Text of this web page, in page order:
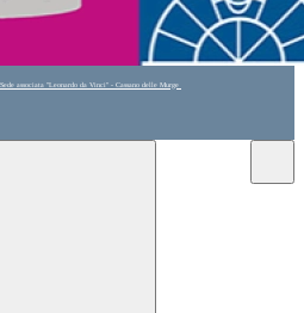
Sede associata "Leonardo da Vinci" - Cassano delle Murge